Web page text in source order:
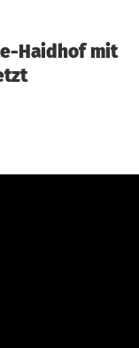
Haidhof mit